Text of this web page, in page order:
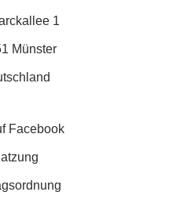
1
Münster
Facebook